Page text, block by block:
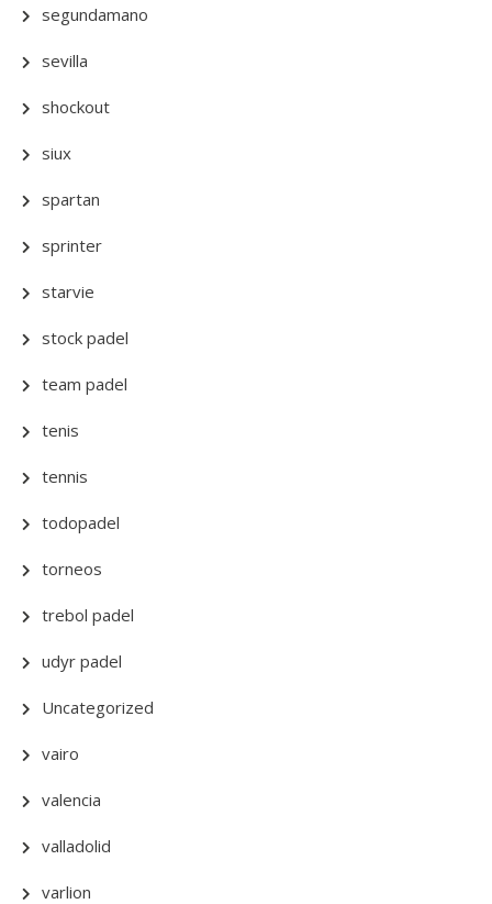
segundamano
sevilla
shockout
siux
spartan
sprinter
starvie
stock padel
team padel
tenis
tennis
todopadel
torneos
trebol padel
udyr padel
Uncategorized
vairo
valencia
valladolid
varlion